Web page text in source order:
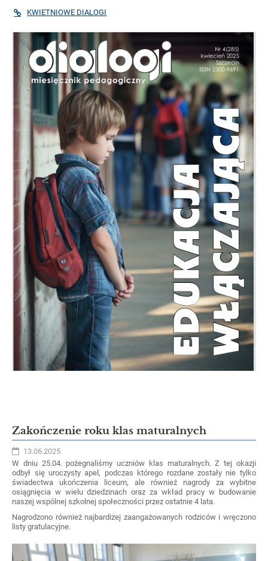
KWIETNIOWE DIALOGI
Zakończenie roku klas maturalnych
13.06.2025
W dniu 25.04. pożegnaliśmy uczniów klas maturalnych. Z tej okazji
odbył się uroczysty apel, podczas którego rozdane zostały nie tylko
świadectwa ukończenia liceum, ale również nagrody za wybitne
osiągnięcia w wielu dziedzinach oraz za wkład pracy w budowanie
naszej wspólnej szkolnej społeczności przez ostatnie 4 lata.
Nagrodzono również najbardizej zaangażowanych rodziców i wręczono
listy gratulacyjne.